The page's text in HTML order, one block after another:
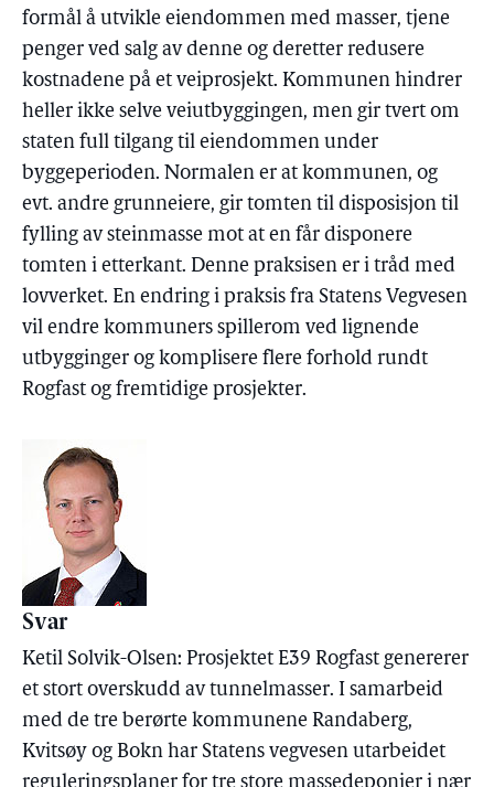
formål å utvikle eiendommen med masser, tjene
penger ved salg av denne og deretter redusere
kostnadene på et veiprosjekt. Kommunen hindrer
heller ikke selve veiutbyggingen, men gir tvert om
staten full tilgang til eiendommen under
byggeperioden. Normalen er at kommunen, og
evt. andre grunneiere, gir tomten til disposisjon til
fylling av steinmasse mot at en får disponere
tomten i etterkant. Denne praksisen er i tråd med
lovverket. En endring i praksis fra Statens Vegvesen
vil endre kommuners spillerom ved lignende
utbygginger og komplisere flere forhold rundt
Rogfast og fremtidige prosjekter.
Svar
Ketil Solvik-Olsen: Prosjektet E39 Rogfast genererer
et stort overskudd av tunnelmasser. I samarbeid
med de tre berørte kommunene Randaberg,
Kvitsøy og Bokn har Statens vegvesen utarbeidet